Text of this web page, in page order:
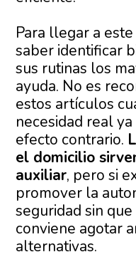
Para llegar a
saber identificar
sus rutinas los
ayuda. No es
estos artículos
necesidad real
efecto contrario.
el domicilio
auxiliar, pero si
promover la
seguridad sin
conviene agotar
alternativas.